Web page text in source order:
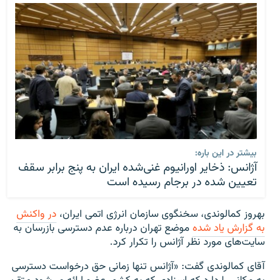
بیشتر در این باره:
آژانس: ذخایر اورانیوم غنی‌شده ایران به پنج برابر سقف
تعیین شده در برجام رسیده است
بهروز کمالوندی، سخنگوی سازمان انرژی اتمی ایران، در واکنش
به گزارش یاد شدهموضع تهران درباره عدم دسترسی بازرسان به
سایت‌های مورد نظر آژانس را تکرار کرد.
آقای کمالوندی گفت: «آژانس تنها زمانی حق درخواست دسترسی